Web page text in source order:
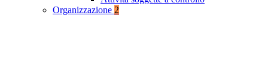
Organizzazione 2